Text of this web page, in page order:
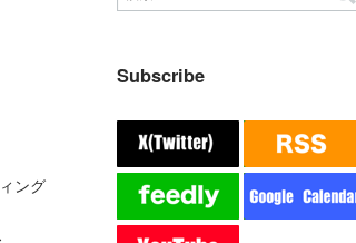
ング
Subscribe